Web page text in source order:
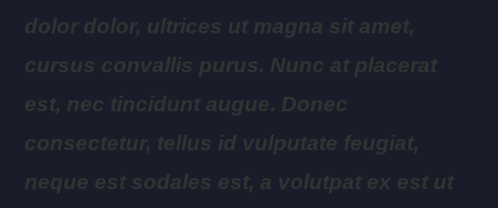
dolor dolor, ultrices ut magna sit amet,
cursus convallis purus. Nunc at placerat
est, nec tincidunt augue. Donec
consectetur, tellus id vulputate feugiat,
neque est sodales est, a volutpat ex est ut